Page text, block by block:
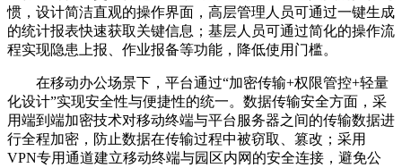
惯，设计简洁直观的操作界面，高层管理人员可通过一键生成
的统计报表快速获取关键信息；基层人员可通过简化的操作流
程实现隐患上报、作业报备等功能，降低使用门槛。
在移动办公场景下，平台通过“加密传输+权限管控+轻量
化设计”实现安全性与便捷性的统一。数据传输安全方面，采
用端到端加密技术对移动终端与平台服务器之间的传输数据进
行全程加密，防止数据在传输过程中被窃取、篡改；采用
VPN专用通道建立移动终端与园区内网的安全连接，避免公